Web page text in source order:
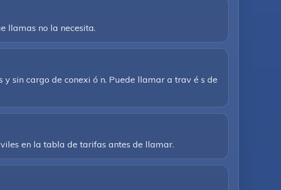
llamas no la necesita.
sin cargo de conexi ó n. Puede llamar a trav é s de
en la tabla de tarifas antes de llamar.